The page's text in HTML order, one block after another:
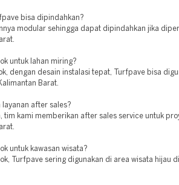
bisa dipindahkan?
modular sehingga dapat dipindahkan jika
untuk lahan miring?
dengan desain instalasi tepat, Turfpave bisa
Barat.
layanan after sales?
tim kami memberikan after sales service untuk
untuk kawasan wisata?
Turfpave sering digunakan di area wisata hijau